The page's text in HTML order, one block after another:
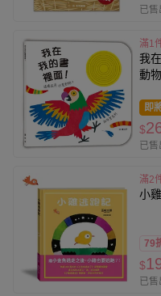
已售
滿1
我
動
即
$
已售
滿2
小
79
$
已